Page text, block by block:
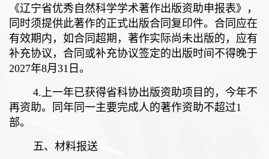
《辽宁省优秀自然科学学术著作出版资助申报表》，
同时须提供此著作的正式出版合同复印件。合同应在
有效期内，如合同超期，著作实际尚未出版的，应有
补充协议，合同或补充协议签定的出版时间不得晚于
2027年8月 31 日。
4.上一年已获得省科协出版资助项目的，今年不
再资助。同年同一主要完成人的著作资助不超过1
部。
五、材料报送